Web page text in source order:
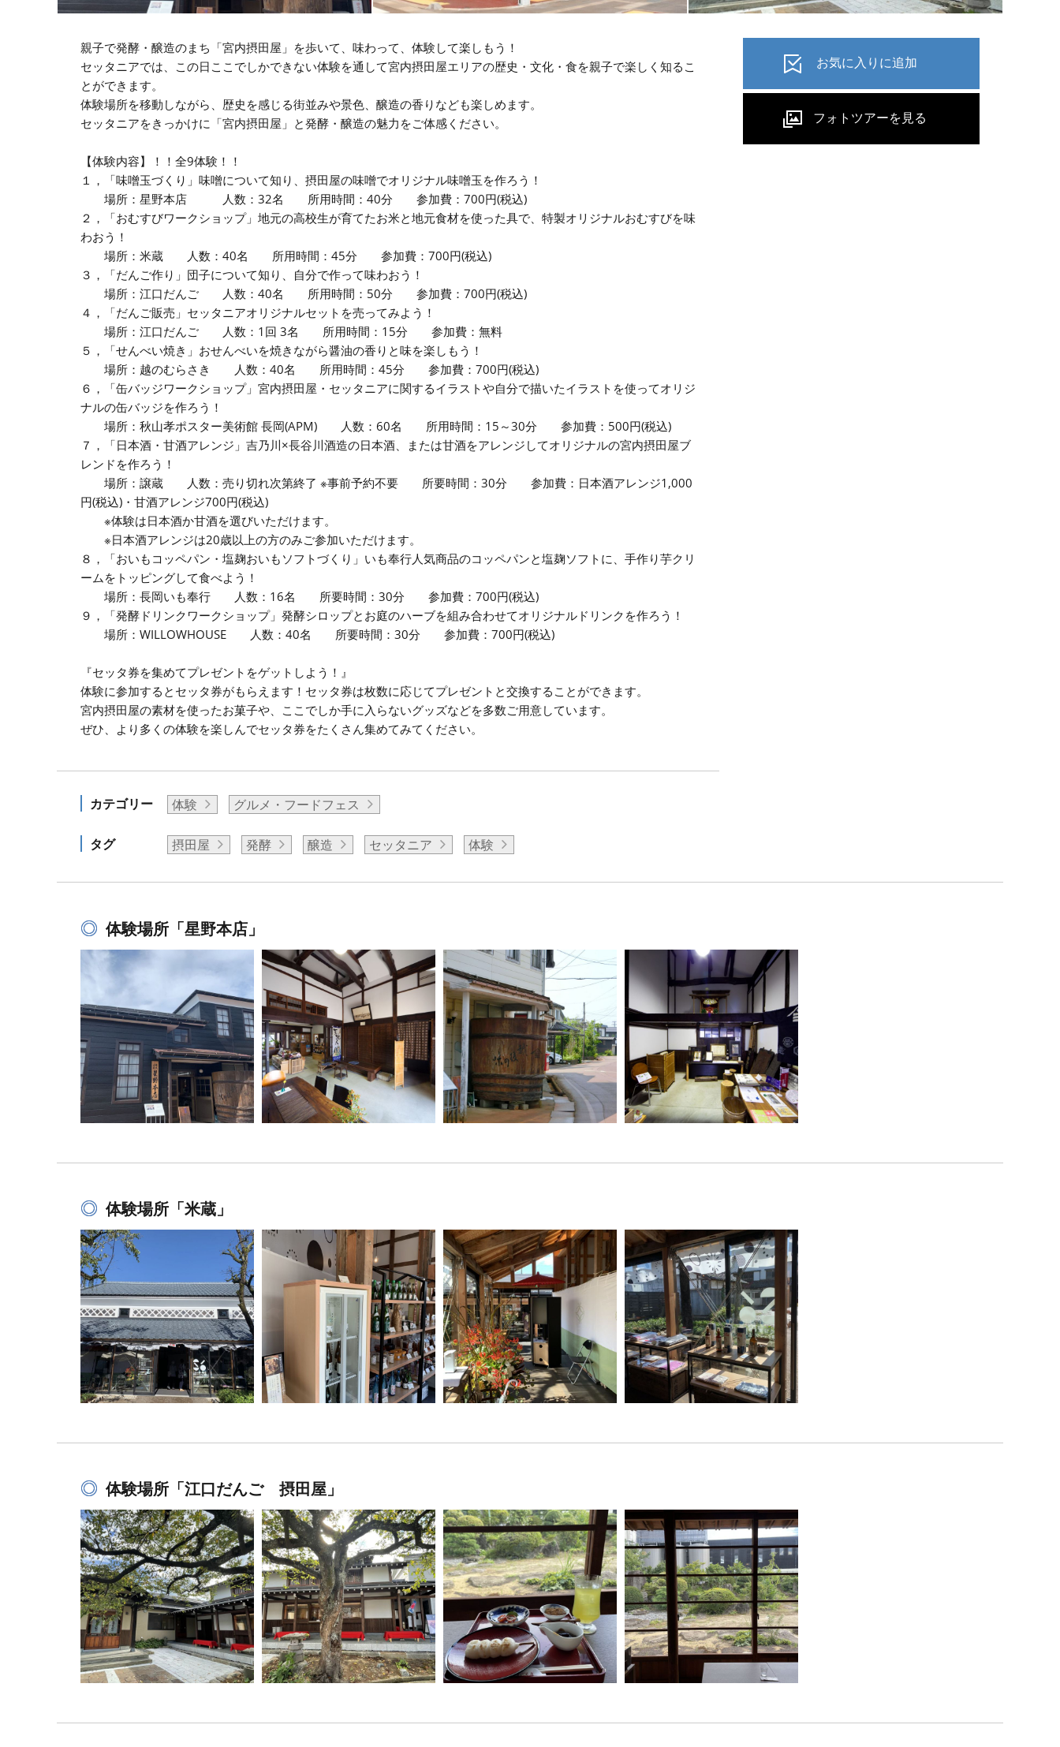
親子で発酵・醸造のまち「宮内摂田屋」を歩いて、味わって、体験して楽しもう！
セッタニアでは、この日ここでしかできない体験を通して宮内摂田屋エリアの歴史・文化・食を親子で楽しく知るこ
とができます。
体験場所を移動しながら、歴史を感じる街並みや景色、醸造の香りなども楽しめます。
セッタニアをきっかけに「宮内摂田屋」と発酵・醸造の魅力をご体感ください。
【体験内容】！！全9体験！！
１，「味噌玉づくり」味噌について知り、摂田屋の味噌でオリジナル味噌玉を作ろう！
場所：星野本店 人数：32名 所用時間：40分 参加費：700円(税込)
２，「おむすびワークショップ」地元の高校生が育てたお米と地元食材を使った具で、特製オリジナルおむすびを味
わおう！
場所：米蔵 人数：40名 所用時間：45分 参加費：700円(税込)
３，「だんご作り」団子について知り、自分で作って味わおう！
場所：江口だんご 人数：40名 所用時間：50分 参加費：700円(税込)
４，「だんご販売」セッタニアオリジナルセットを売ってみよう！
場所：江口だんご 人数：1回 3名 所用時間：15分 参加費：無料
５，「せんべい焼き」おせんべいを焼きながら醤油の香りと味を楽しもう！
場所：越のむらさき 人数：40名 所用時間：45分 参加費：700円(税込)
６，「缶バッジワークショップ」宮内摂田屋・セッタニアに関するイラストや自分で描いたイラストを使ってオリジ
ナルの缶バッジを作ろう！
場所：秋山孝ポスター美術館 長岡(APM) 人数：60名 所用時間：15～30分 参加費：500円(税込)
７，「日本酒・甘酒アレンジ」吉乃川×長谷川酒造の日本酒、または甘酒をアレンジしてオリジナルの宮内摂田屋ブ
レンドを作ろう！
場所：譲蔵 人数：売り切れ次第終了 ※事前予約不要 所要時間：30分 参加費：日本酒アレンジ1,000
円(税込)・甘酒アレンジ700円(税込)
※体験は日本酒か甘酒を選びいただけます。
※日本酒アレンジは20歳以上の方のみご参加いただけます。
８，「おいもコッペパン・塩麹おいもソフトづくり」いも奉行人気商品のコッペパンと塩麹ソフトに、手作り芋クリ
ームをトッピングして食べよう！
場所：長岡いも奉行 人数：16名 所要時間：30分 参加費：700円(税込)
９，「発酵ドリンクワークショップ」発酵シロップとお庭のハーブを組み合わせてオリジナルドリンクを作ろう！
場所：WILLOWHOUSE 人数：40名 所要時間：30分 参加費：700円(税込)
『セッタ券を集めてプレゼントをゲットしよう！』
体験に参加するとセッタ券がもらえます！セッタ券は枚数に応じてプレゼントと交換することができます。
宮内摂田屋の素材を使ったお菓子や、ここでしか手に入らないグッズなどを多数ご用意しています。
ぜひ、より多くの体験を楽しんでセッタ券をたくさん集めてみてください。
カテゴリー 体験 グルメ・フードフェス
タグ 摂田屋 発酵 醸造 セッタニア 体験
体験場所「星野本店」
体験場所「米蔵」
体験場所「江口だんご 摂田屋」